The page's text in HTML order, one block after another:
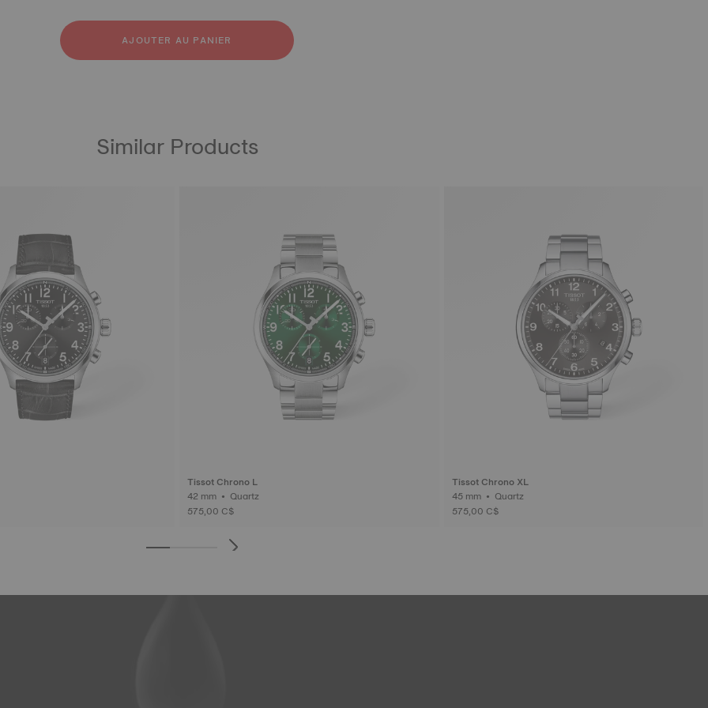
inoxydable 316L
AJOUTER AU PANIER
Similar Products
Tissot Chrono L
42 mm • Quartz
575,00 C$
Tissot Chrono XL
45 mm • Quartz
575,00 C$